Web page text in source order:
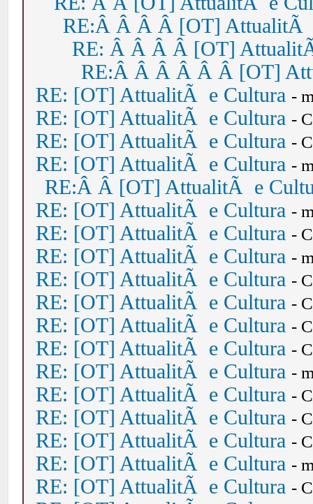
RE:Â Â Â Â [OT] AttualitÃ
RE: Â Â Â Â [OT]
RE:Â Â Â Â Â Â [OT]
RE: [OT] AttualitÃ e Cultura -
RE: [OT] AttualitÃ e Cultura -
RE: [OT] AttualitÃ e Cultura -
RE: [OT] AttualitÃ e Cultura -
RE:Â Â [OT] AttualitÃ e
RE: [OT] AttualitÃ e Cultura -
RE: [OT] AttualitÃ e Cultura -
RE: [OT] AttualitÃ e Cultura -
RE: [OT] AttualitÃ e Cultura -
RE: [OT] AttualitÃ e Cultura -
RE: [OT] AttualitÃ e Cultura -
RE: [OT] AttualitÃ e Cultura -
RE: [OT] AttualitÃ e Cultura -
RE: [OT] AttualitÃ e Cultura -
RE: [OT] AttualitÃ e Cultura -
RE: [OT] AttualitÃ e Cultura -
RE: [OT] AttualitÃ e Cultura -
RE: [OT] AttualitÃ e Cultura -